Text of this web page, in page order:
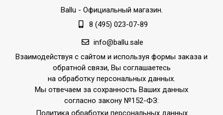
пылевлагозащищенности
клапан давления;Режим
ЭКО;Система сухих ТЭНов
Ширина товара
46
Количество режимов
1
USB-разъем для Wi-Fi
Ballu - Официальный магазин.
8 (495) 023-07-89
info@ballu.sale
Взаимодействуя с сайтом и используя формы заказа и
обратной связи, Вы соглашаетесь
на обработку персональных данных.
Мы отвечаем за сохранность Ваших данных
согласно закону №152-ФЗ:
Политика обработки персональных данных